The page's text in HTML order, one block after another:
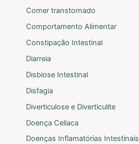
Comer transtornado
Comportamento Alimentar
Constipação Intestinal
Diarreia
Disbiose Intestinal
Disfagia
Diverticulose e Diverticulite
Doença Celíaca
Doenças Inflamatórias Intestinais